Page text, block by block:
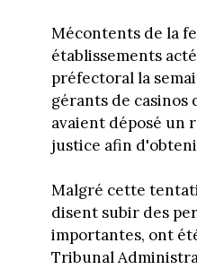
Mécontents de la
établissements
préfectoral la
gérants de casinos
avaient déposé un
justice afin
Malgré cette
disent subir des
importantes, ont
Tribunal